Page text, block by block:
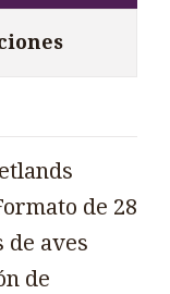
de 28
de aves
de